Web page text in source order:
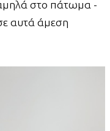
στο πάτωμα -
αυτά άμεση